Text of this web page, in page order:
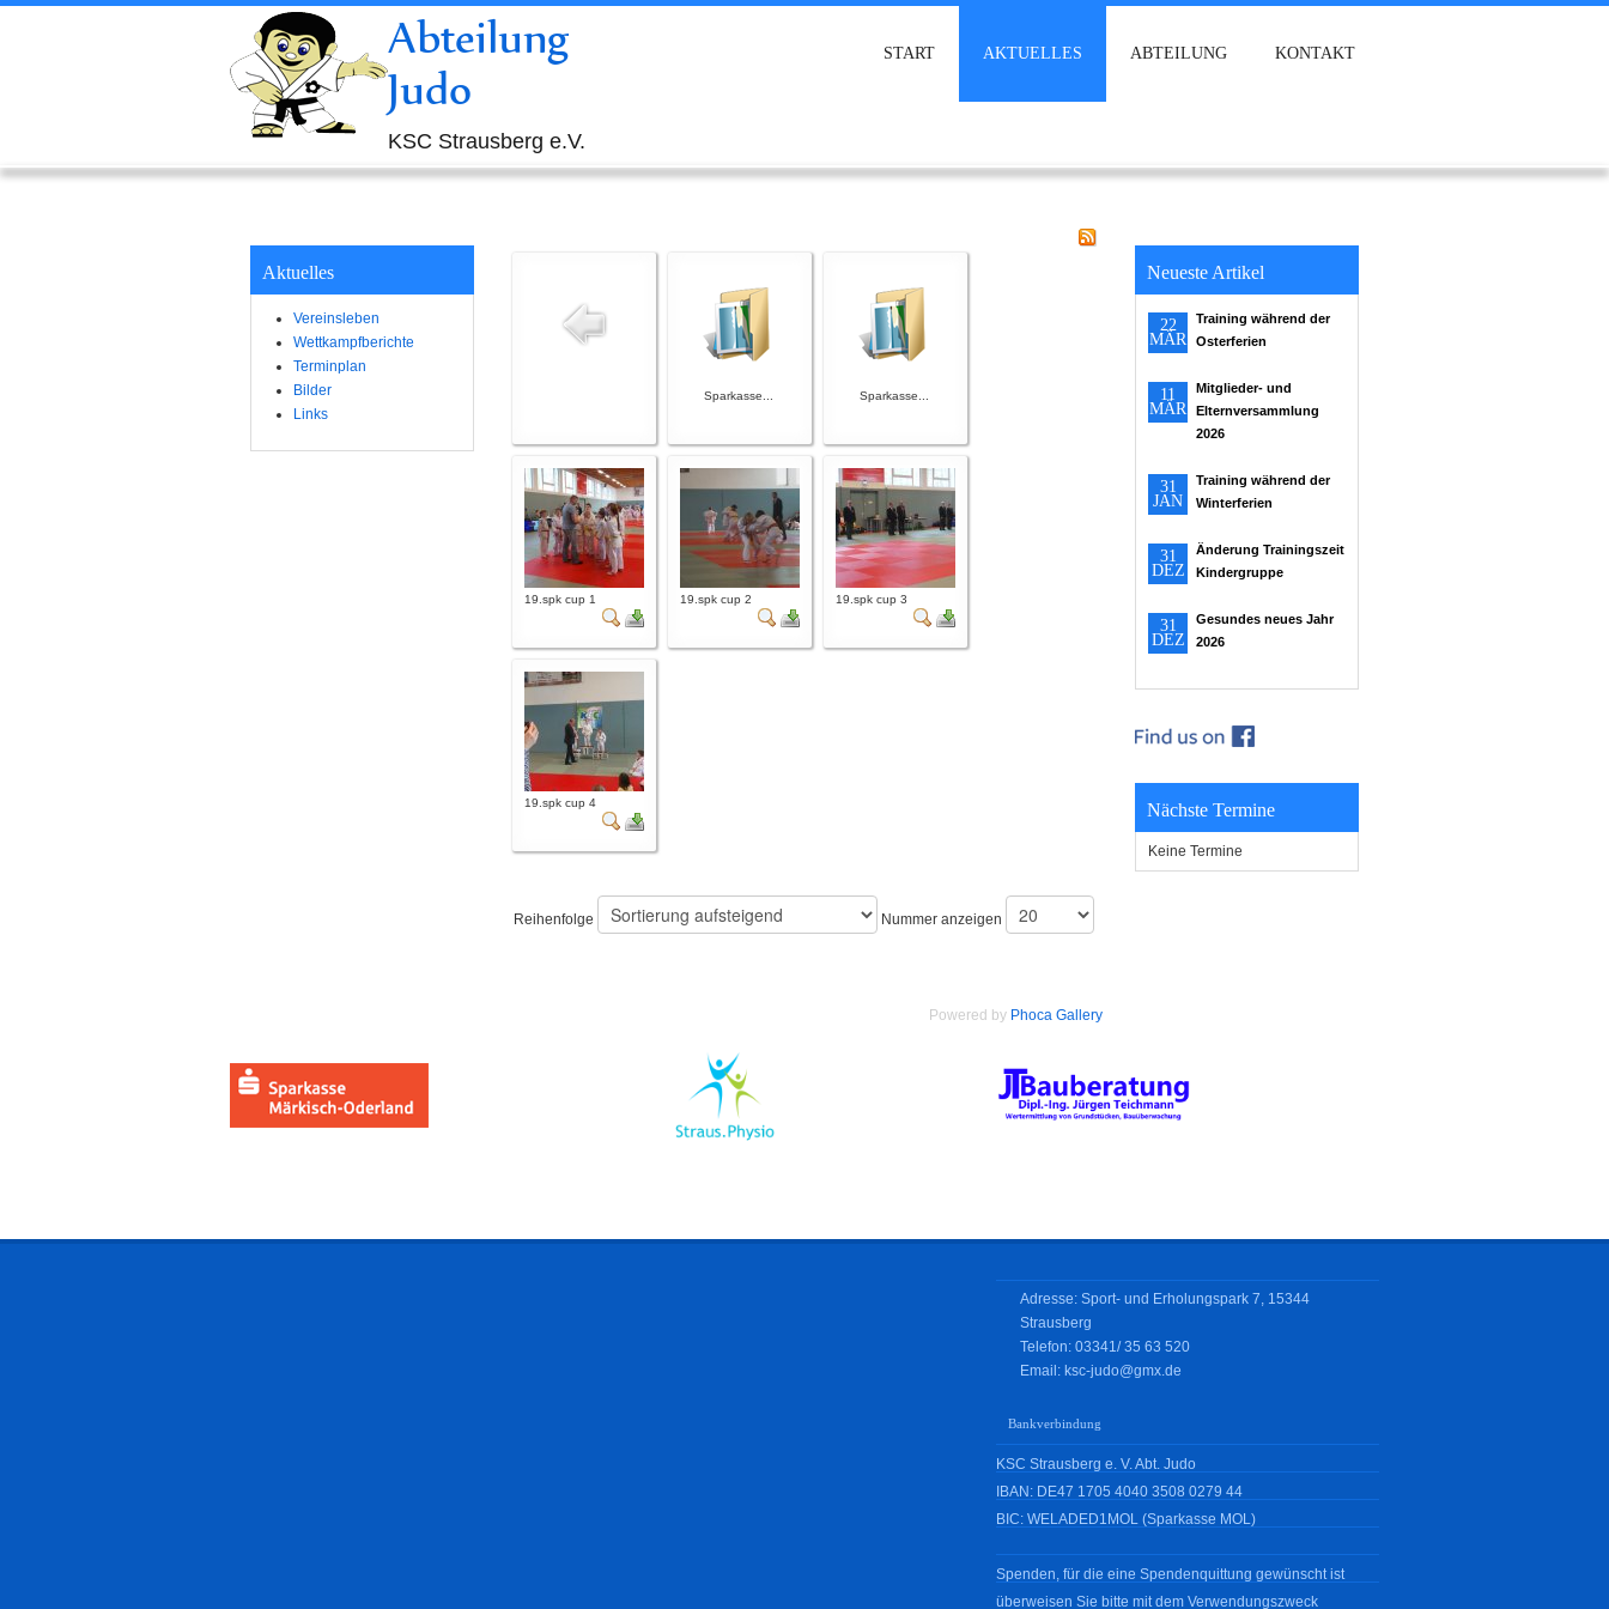
Abteilung
Judo
KSC Strausberg e.V.
START AKTUELLES ABTEILUNG KONTAKT
Aktuelles
Vereinsleben
Wettkampfberichte
Terminplan
Bilder
Links
Sparkasse... Sparkasse...
19.spk cup 1 19.spk cup 2 19.spk cup 3
19.spk cup 4
Reihenfolge Nummer anzeigen
Powered by Phoca Gallery
Neueste Artikel
22
MÄR
Training während der
Osterferien
11
MÄR
Mitglieder- und
Elternversammlung
2026
31
JAN
Training während der
Winterferien
31
DEZ
Änderung Trainingszeit
Kindergruppe
31
DEZ
Gesundes neues Jahr
2026
Nächste Termine
Keine Termine
Adresse: Sport- und Erholungspark 7, 15344
Strausberg
Telefon: 03341/35 63 520
Email: ksc-judo@gmx.de
Bankverbindung
KSC Strausberg e. V. Abt. Judo
IBAN: DE47 1705 4040 3508 0279 44
BIC: WELADED1MOL (Sparkasse MOL)
Spenden, für die eine Spendenquittung gewünscht ist
überweisen Sie bitte mit dem Verwendungszweck